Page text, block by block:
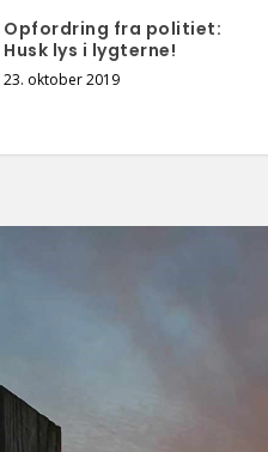
Opfordring fra politiet:
Husk lys i lygterne!
23. oktober 2019